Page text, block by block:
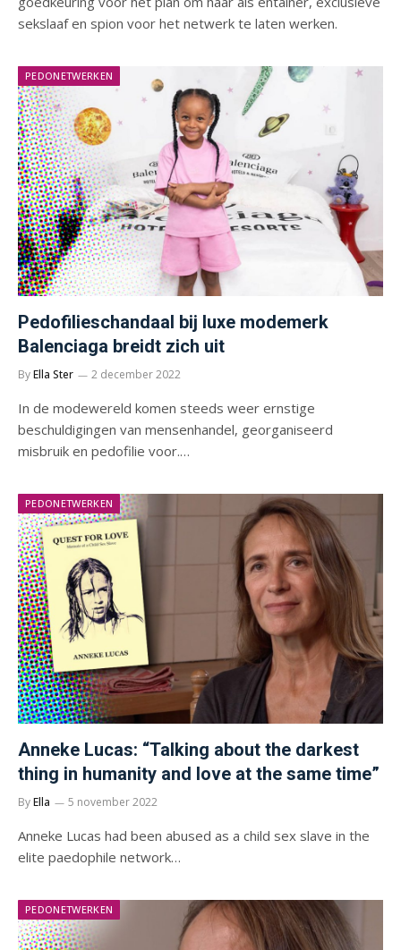
sekslaaf en spion voor het netwerk te laten werken.
PEDONETWERKEN
Pedofilieschandaal bij luxe modemerk
Balenciaga breidt zich uit
ByElla Ster 2 december 2022
In de modewereld komen steeds weer ernstige
beschuldigingen van mensenhandel, georganiseerd
misbruik en pedofilie voor.…
PEDONETWERKEN
Anneke Lucas: “Talking about the darkest
thing in humanity and love at the same time”
ByElla 5 november 2022
Anneke Lucas had been abused as a child sex slave in the
elite paedophile network…
PEDONETWERKEN